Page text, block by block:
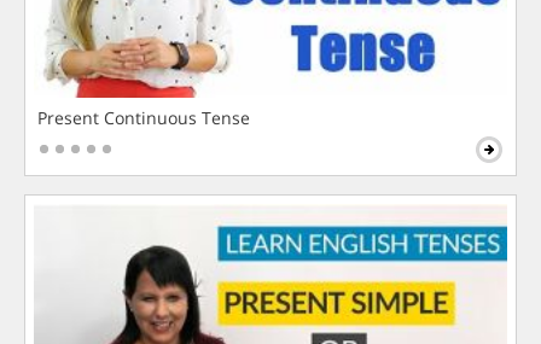
Present Continuous Tense